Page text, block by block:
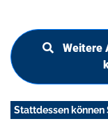
Weitere
Stattdessen können